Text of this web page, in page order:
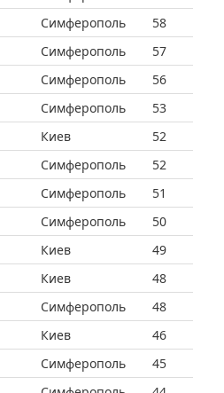
Симферополь
58
Симферополь
57
Симферополь
56
Симферополь
53
Киев
52
Симферополь
52
Симферополь
51
Симферополь
50
Киев
49
Киев
48
Симферополь
48
Киев
46
Симферополь
45